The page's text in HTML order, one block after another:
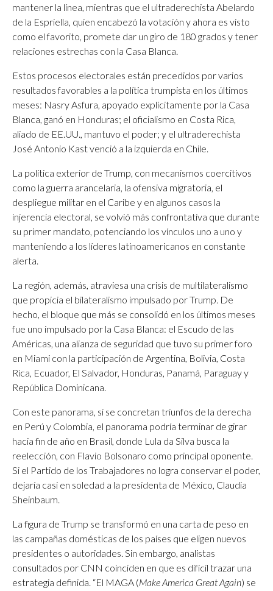
mantener la línea, mientras que el ultraderechista Abelardo
de la Espriella, quien encabezó la votación y ahora es visto
como el favorito, promete dar un giro de 180 grados y tener
relaciones estrechas con la Casa Blanca.
Estos procesos electorales están precedidos por varios
resultados favorables a la política trumpista en los últimos
meses: Nasry Asfura, apoyado explícitamente por la Casa
Blanca, ganó en Honduras; el oficialismo en Costa Rica,
aliado de EE.UU., mantuvo el poder; y el ultraderechista
José Antonio Kast venció a la izquierda en Chile.
La política exterior de Trump, con mecanismos coercitivos
como la guerra arancelaria, la ofensiva migratoria, el
despliegue militar en el Caribe y en algunos casos la
injerencia electoral, se volvió más confrontativa que durante
su primer mandato, potenciando los vínculos uno a uno y
manteniendo a los líderes latinoamericanos en constante
alerta.
La región, además, atraviesa una crisis de multilateralismo
que propicia el bilateralismo impulsado por Trump. De
hecho, el bloque que más se consolidó en los últimos meses
fue uno impulsado por la Casa Blanca: el Escudo de las
Américas, una alianza de seguridad que tuvo su primer foro
en Miami con la participación de Argentina, Bolivia, Costa
Rica, Ecuador, El Salvador, Honduras, Panamá, Paraguay y
República Dominicana.
Con este panorama, si se concretan triunfos de la derecha
en Perú y Colombia, el panorama podría terminar de girar
hacia fin de año en Brasil, donde Lula da Silva busca la
reelección, con Flavio Bolsonaro como principal oponente.
Si el Partido de los Trabajadores no logra conservar el poder,
dejaría casi en soledad a la presidenta de México, Claudia
Sheinbaum.
La figura de Trump se transformó en una carta de peso en
las campañas domésticas de los países que eligen nuevos
presidentes o autoridades. Sin embargo, analistas
consultados por CNN coinciden en que es difícil trazar una
estrategia definida. “El MAGA (Make America Great Again) se